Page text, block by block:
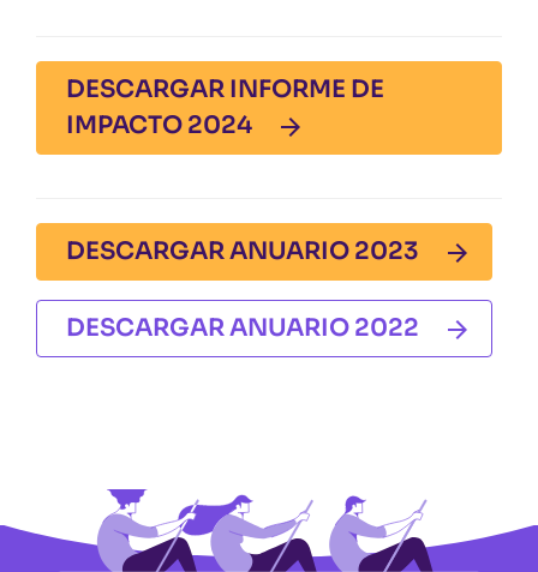
DESCARGAR INFORME DE
IMPACTO 2024

DESCARGAR ANUARIO 2023 
DESCARGAR ANUARIO 2022 